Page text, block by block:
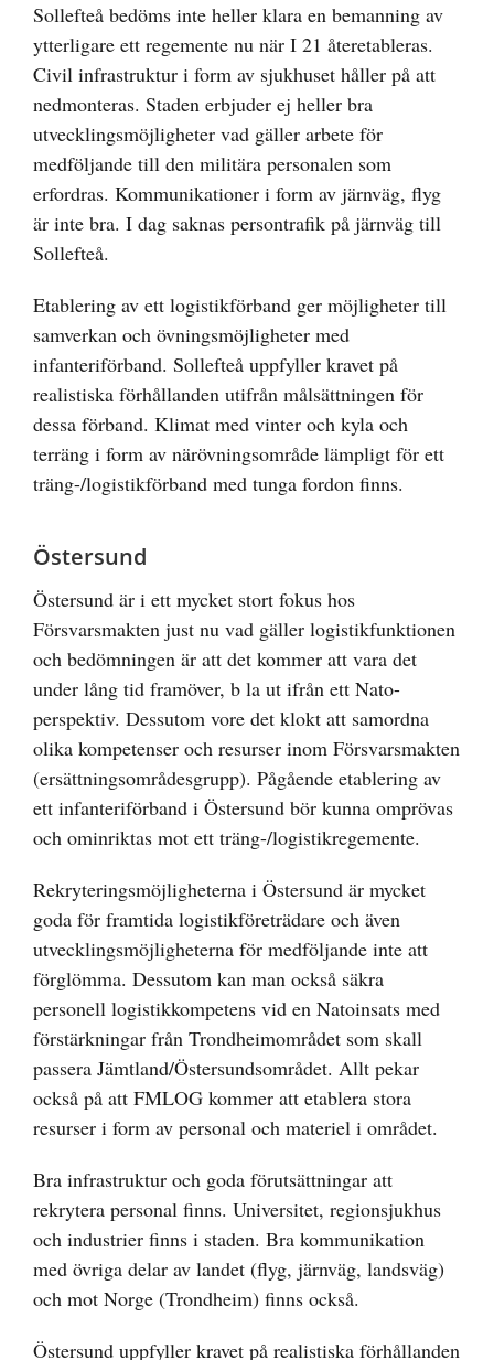
Sollefteå bedöms inte heller klara en bemanning av
ytterligare ett regemente nu när I 21 återetableras.
Civil infrastruktur i form av sjukhuset håller på att
nedmonteras. Staden erbjuder ej heller bra
utvecklingsmöjligheter vad gäller arbete för
medföljande till den militära personalen som
erfordras. Kommunikationer i form av järnväg, flyg
är inte bra. I dag saknas persontrafik på järnväg till
Sollefteå.
Etablering av ett logistikförband ger möjligheter till
samverkan och övningsmöjligheter med
infanteriförband. Sollefteå uppfyller kravet på
realistiska förhållanden utifrån målsättningen för
dessa förband. Klimat med vinter och kyla och
terräng i form av närövningsområde lämpligt för ett
träng-/logistikförband med tunga fordon finns.
Östersund
Östersund är i ett mycket stort fokus hos
Försvarsmakten just nu vad gäller logistikfunktionen
och bedömningen är att det kommer att vara det
under lång tid framöver, b la ut ifrån ett Nato-
perspektiv. Dessutom vore det klokt att samordna
olika kompetenser och resurser inom Försvarsmakten
(ersättningsområdesgrupp). Pågående etablering av
ett infanteriförband i Östersund bör kunna omprövas
och ominriktas mot ett träng-/logistikregemente.
Rekryteringsmöjligheterna i Östersund är mycket
goda för framtida logistikföreträdare och även
utvecklingsmöjligheterna för medföljande inte att
förglömma. Dessutom kan man också säkra
personell logistikkompetens vid en Natoinsats med
förstärkningar från Trondheimområdet som skall
passera Jämtland/Östersundsområdet. Allt pekar
också på att FMLOG kommer att etablera stora
resurser i form av personal och materiel i området.
Bra infrastruktur och goda förutsättningar att
rekrytera personal finns. Universitet, regionsjukhus
och industrier finns i staden. Bra kommunikation
med övriga delar av landet (flyg, järnväg, landsväg)
och mot Norge (Trondheim) finns också.
Östersund uppfyller kravet på realistiska förhållanden